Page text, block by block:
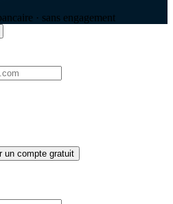
· sans engagement
un compte gratuit